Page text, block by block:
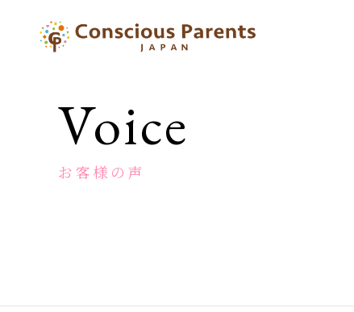
一
Voice
お客様の声